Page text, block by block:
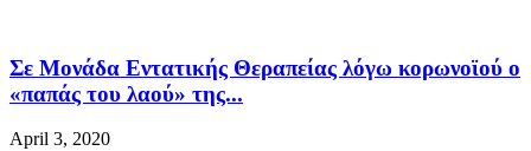
Σε Μονάδα Εντατικής Θεραπείας λόγω κορωνοϊού ο
«παπάς του λαού» της...
April 3, 2020